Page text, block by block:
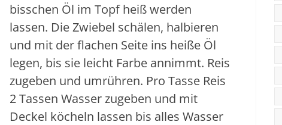
bisschen Öl im Topf heiß werden
lassen. Die Zwiebel schälen, halbieren
und mit der flachen Seite ins heiße Öl
legen, bis sie leicht Farbe annimmt. Reis
zugeben und umrühren. Pro Tasse Reis
2 Tassen Wasser zugeben und mit
Deckel köcheln lassen bis alles Wasser